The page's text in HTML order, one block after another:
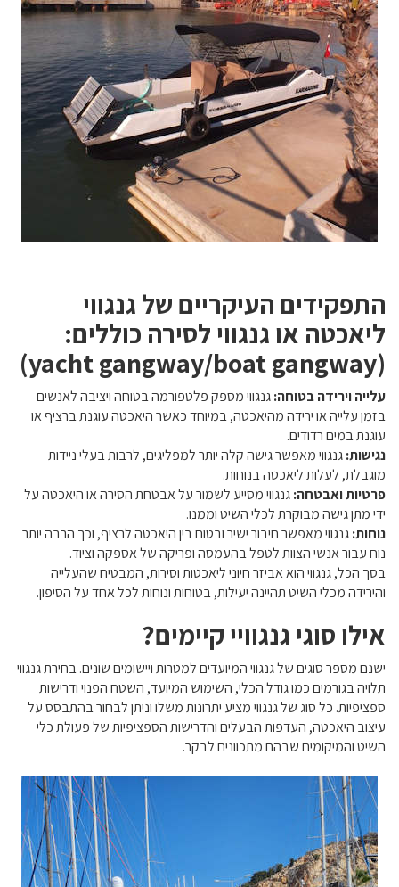
התפקידים העיקריים של גנגווי
ליאכטה או גנגווי לסירה כוללים:
(yacht gangway/boat gangway)
עלייה וירידה בטוחה:גנגווי מספק פלטפורמה בטוחה ויציבה לאנשים
בזמן עלייה או ירידה מהיאכטה, במיוחד כאשר היאכטה עוגנת ברציף או
עוגנת במים רדודים.
נגישות:גנגווי מאפשר גישה קלה יותר למפליגים, לרבות בעלי ניידות
מוגבלת, לעלות ליאכטה בנוחות.
פרטיות ואבטחה:גנגווי מסייע לשמור על אבטחת הסירה או היאכטה על
ידי מתן גישה מבוקרת לכלי השיט וממנו.
נוחות:גנגווי מאפשר חיבור ישיר ובטוח בין היאכטה לרציף, וכך הרבה יותר
נוח עבור אנשי הצוות לטפל בהעמסה ופריקה של אספקה וציוד.
בסך הכל, גנגווי הוא אביזר חיוני ליאכטות וסירות, המבטיח שהעלייה
והירידה מכלי השיט תהיינה יעילות, בטוחות ונוחות לכל אחד על הסיפון.
אילו סוגי גנגוויי קיימים?
ישנם מספר סוגים של גנגווי המיועדים למטרות ויישומים שונים. בחירת גנגווי
תלויה בגורמים כמו גודל הכלי, השימוש המיועד, השטח הפנוי ודרישות
ספציפיות. כל סוג של גנגווי מציע יתרונות משלו וניתן לבחור בהתבסס על
עיצוב היאכטה, העדפות הבעלים והדרישות הספציפיות של פעולת כלי
השיט והמיקומים שבהם מתכוונים לבקר.